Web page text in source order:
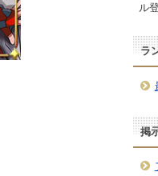
ル
ラ
掲